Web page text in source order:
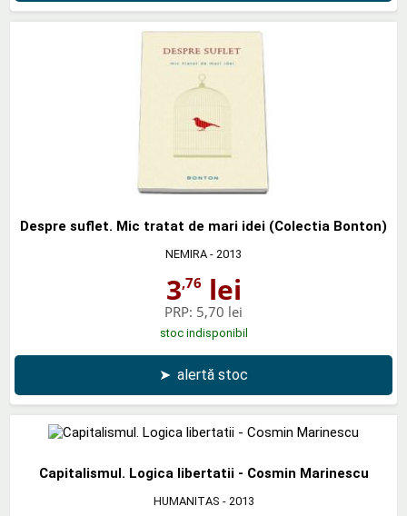
Despre suflet. Mic tratat de mari idei (Colectia Bonton)
NEMIRA - 2013
3,76 lei
PRP: 5,70 lei
stoc indisponibil
➤ alertă stoc
Capitalismul. Logica libertatii - Cosmin Marinescu
HUMANITAS - 2013